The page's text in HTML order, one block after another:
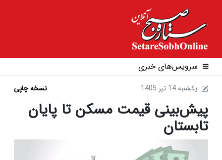
سرویس‌های خبری
1405 يکشنبه 14 تير نسخه چاپی
پیش‌بینی قیمت مسکن تا پایان
تابستان